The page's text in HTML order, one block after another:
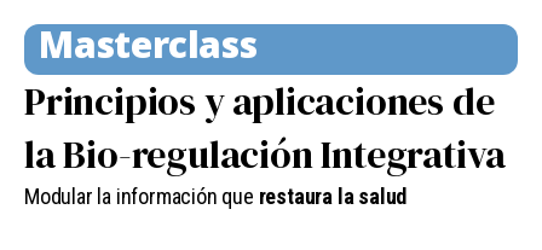
Masterclass
Principios y aplicaciones de
la Bio-regulación Integrativa
Modular la información que restaura la salud